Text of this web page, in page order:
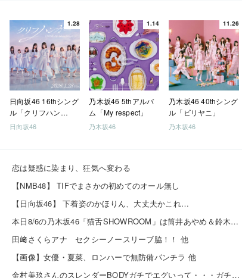
1.28
日向坂46 16thシング
ル「クリフハン
ガー」
日向坂46
1.14
乃木坂46 5thアルバ
ム「My respect」
乃木坂46
11.26
乃木坂46 40thシング
ル「ビリヤニ」
乃木坂46
恋は疑惑に染まり、狂気へ変わる
【NMB48】 TIFでまさかの初めてのオール無し
【日向坂46】 下着姿のかほりん、大丈夫かこれ…
本日8/6の乃木坂46「猫舌SHOWROOM」は筒井あやめ＆鈴木佑捺
田﨑さくらアナ セクシーノースリーブ脇！！ 他
【画像】女優・夏菜、ロンハーで無防備パンチラ 他
金村美玖さんのスレンダーBODYガチでエグいって・・・ガチでエグいって・・・ 他